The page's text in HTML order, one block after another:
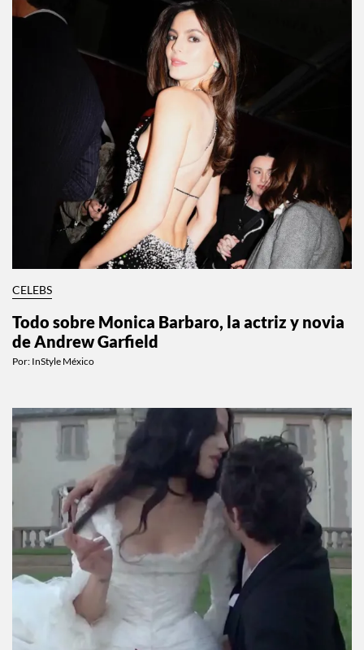
CELEBS
Todo sobre Monica Barbaro, la actriz y novia
de Andrew Garfield
Por: InStyle México